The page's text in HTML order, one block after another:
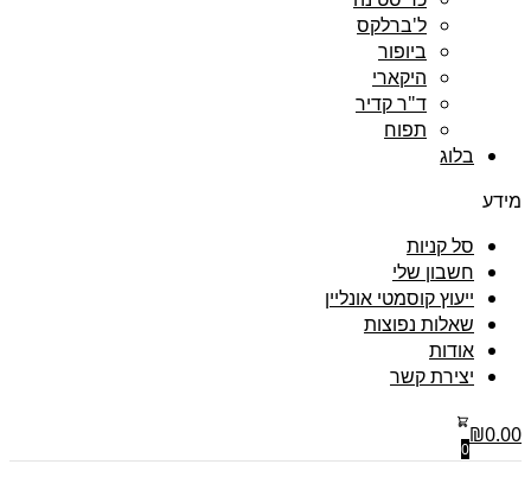
ל'ברלקס
ביופור
היקארי
ד"ר קדיר
תפוח
בלוג
מידע
סל קניות
חשבון שלי
ייעוץ קוסמטי אונליין
שאלות נפוצות
אודות
יצירת קשר
₪0.00
0